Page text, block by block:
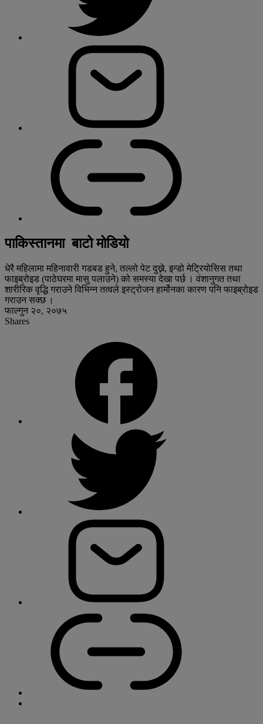
पाकिस्तानमा बाटो मोडियो
धेरै महिलामा महिनावारी गडबड हुने, तल्लो पेट दुख्ने, इन्डो मेट्रियोसिस तथा
फाइब्रोइड (पाठेघरमा मासु पलाउने) को समस्या देखा पर्छ । वंशानुगत तथा
शारीरिक वृद्धि गराउने विभिन्न तत्वले इस्ट्रोजन हार्मोनका कारण पनि फाइब्रोइड
गराउन सक्छ ।
फाल्गुन २०, २०७५
Shares